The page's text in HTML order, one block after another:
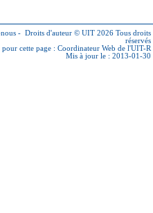
- Droits d'auteur © UIT 2026 Tous droits
réservés
pour cette page : Coordinateur Web de l'UIT-R
Mis à jour le : 2013-01-30